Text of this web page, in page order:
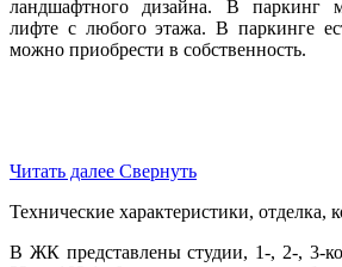
ландшафтного дизайна. В паркинг
лифте с любого этажа. В паркинге
можно приобрести в собственность.
Читать далее Свернуть
Технические характеристики, отделка,
В ЖК представлены студии, 1-, 2-, 3-